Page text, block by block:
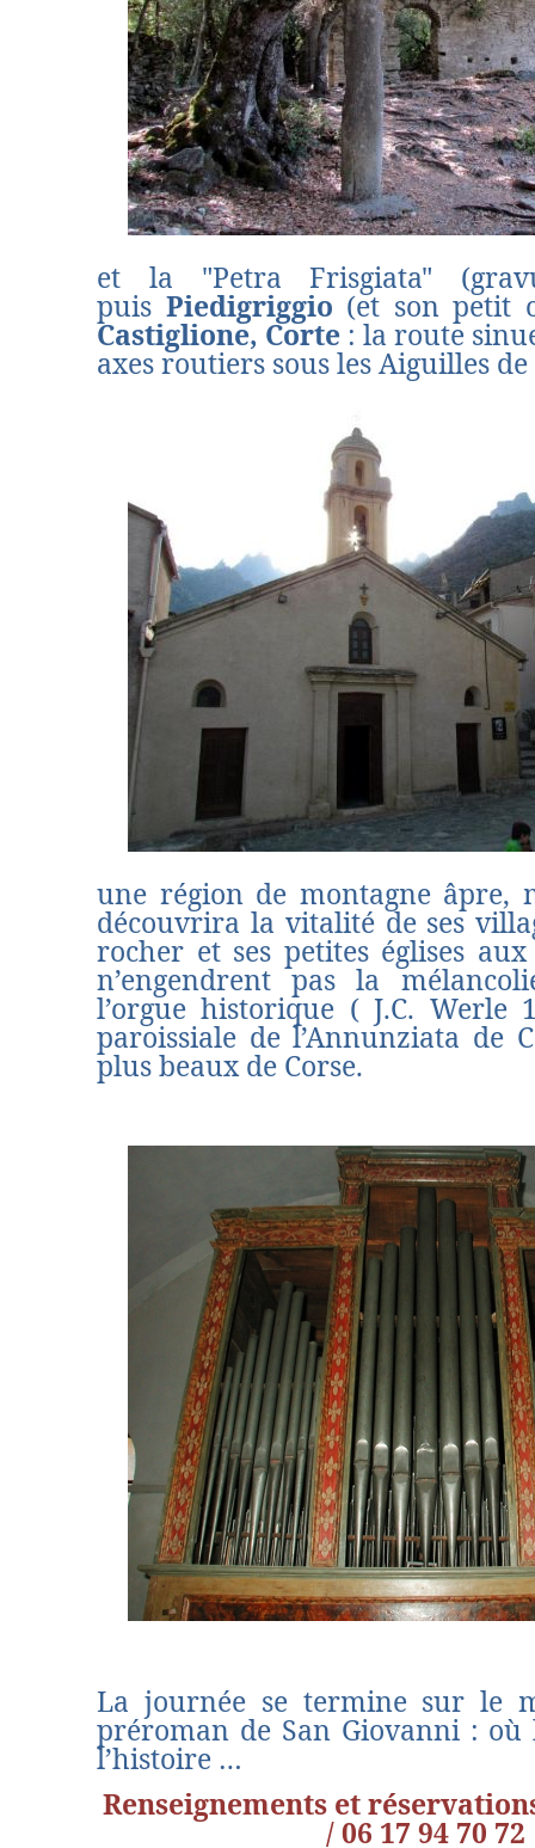
et la "Petra Frisgiata"
puis Piedigriggio (et son petit
Castiglione, Corte : la route
axes routiers sous les Aiguilles
une région de montagne âpre,
découvrira la vitalité de ses
rocher et ses petites églises
n’engendrent pas la
l’orgue historique ( J.C. Werle
paroissiale de l’Annunziata de
plus beaux de Corse.
La journée se termine sur le
préroman de San Giovanni : où
l’histoire …
Renseignements et
/ 06 17 94 70 72